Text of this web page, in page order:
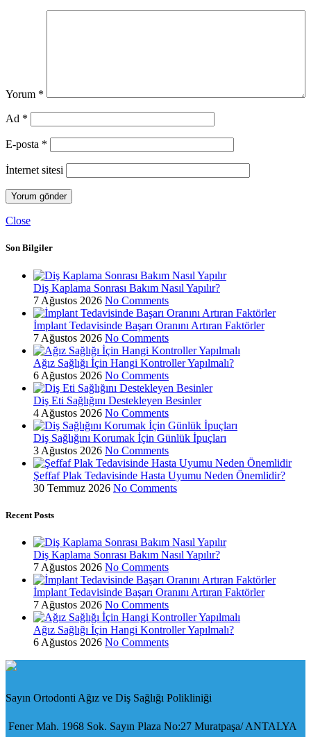
Yorum *
Ad *
E-posta *
İnternet sitesi
Close
Son Bilgiler
Diş Kaplama Sonrası Bakım Nasıl Yapılır?
7 Ağustos 2026 No Comments
İmplant Tedavisinde Başarı Oranını Artıran Faktörler
7 Ağustos 2026 No Comments
Ağız Sağlığı İçin Hangi Kontroller Yapılmalı?
6 Ağustos 2026 No Comments
Diş Eti Sağlığını Destekleyen Besinler
4 Ağustos 2026 No Comments
Diş Sağlığını Korumak İçin Günlük İpuçları
3 Ağustos 2026 No Comments
Şeffaf Plak Tedavisinde Hasta Uyumu Neden Önemlidir?
30 Temmuz 2026 No Comments
Recent Posts
Diş Kaplama Sonrası Bakım Nasıl Yapılır?
7 Ağustos 2026 No Comments
İmplant Tedavisinde Başarı Oranını Artıran Faktörler
7 Ağustos 2026 No Comments
Ağız Sağlığı İçin Hangi Kontroller Yapılmalı?
6 Ağustos 2026 No Comments
Sayın Ortodonti Ağız ve Diş Sağlığı Polikliniği
Fener Mah. 1968 Sok. Sayın Plaza No:27 Muratpaşa/ ANTALYA